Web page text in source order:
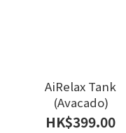
AiRelax Tank
(Avacado)
HK$399.00